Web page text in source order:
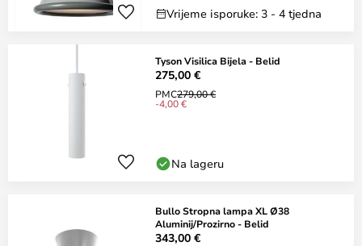
Vrijeme isporuke: 3 - 4 tjedna
Tyson Visilica Bijela - Belid
275,00 €
PMC279,00 €
-4,00 €
Na lageru
Bullo Stropna lampa XL Ø38
Aluminij/Prozirno - Belid
343,00 €